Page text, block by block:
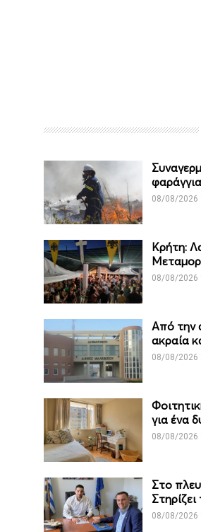
08/08/2026
Κρήτη:
08/08/2026
Από την
ακραία
08/08/2026
για ένα
08/08/2026
Στο
08/08/2026